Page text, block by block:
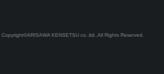
Copyright©ARISAWA KENSETSU co.,ltd., All Rights Reserved.